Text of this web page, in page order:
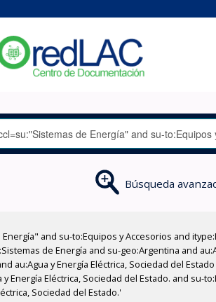
Búsqueda
and su-to:Equipos y Accesorios and
de Energía and su-geo:Argentina and
au:Agua y Energía Eléctrica, Sociedad del
Energía Eléctrica, Sociedad del Estado. and
Sociedad del Estado.'